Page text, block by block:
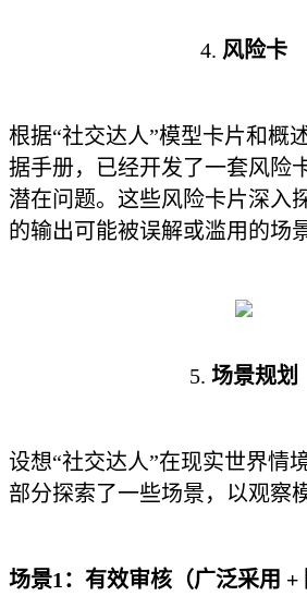
4. 风险卡
根据“社交达人”模型卡片和概
据手册，已经开发了一套风险
潜在问题。这些风险卡片深入
的输出可能被误解或滥用的场景
5. 场景规划
设想“社交达人”在现实世界情
部分探索了一些场景，以观察
场景1：有效审核（广泛采用 +